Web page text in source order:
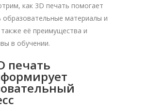
как 3D печать помогает
образовательные материалы и
её преимущества и
в обучении.
печать